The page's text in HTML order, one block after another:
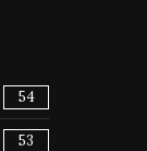
54
53